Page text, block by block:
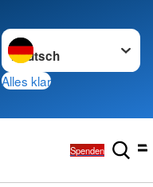
Sprache wechseln zu
Alles klar
Spenden